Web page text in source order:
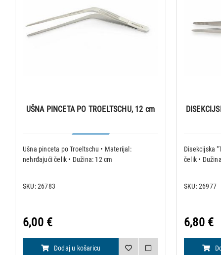
UŠNA PINCETA PO TROELTSCHU, 12 cm
Ušna pinceta po Troeltschu • Materijal:
nehrđajući čelik • Dužina: 12 cm
SKU: 26783
6,00 €
Dodaj u košaricu
Disekcijska
čelik •
SKU: 26977
6,80 €